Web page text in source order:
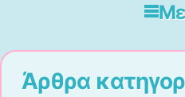
Άρθρα